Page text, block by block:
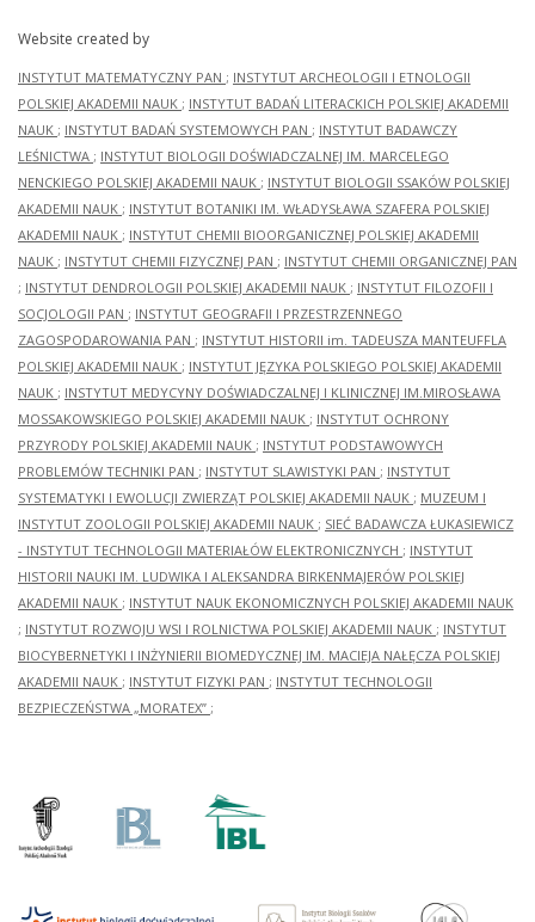
Website created by
INSTYTUT MATEMATYCZNY PAN ; INSTYTUT ARCHEOLOGII I ETNOLOGII
POLSKIEJ AKADEMII NAUK ; INSTYTUT BADAŃ LITERACKICH POLSKIEJ AKADEMII
NAUK ; INSTYTUT BADAŃ SYSTEMOWYCH PAN ; INSTYTUT BADAWCZY
LEŚNICTWA ; INSTYTUT BIOLOGII DOŚWIADCZALNEJ IM. MARCELEGO
NENCKIEGO POLSKIEJ AKADEMII NAUK ; INSTYTUT BIOLOGII SSAKÓW POLSKIEJ
AKADEMII NAUK ; INSTYTUT BOTANIKI IM. WŁADYSŁAWA SZAFERA POLSKIEJ
AKADEMII NAUK ; INSTYTUT CHEMII BIOORGANICZNEJ POLSKIEJ AKADEMII
NAUK ; INSTYTUT CHEMII FIZYCZNEJ PAN ; INSTYTUT CHEMII ORGANICZNEJ PAN
; INSTYTUT DENDROLOGII POLSKIEJ AKADEMII NAUK ; INSTYTUT FILOZOFII I
SOCJOLOGII PAN ; INSTYTUT GEOGRAFII I PRZESTRZENNEGO
ZAGOSPODAROWANIA PAN ; INSTYTUT HISTORII im. TADEUSZA MANTEUFFLA
POLSKIEJ AKADEMII NAUK ; INSTYTUT JĘZYKA POLSKIEGO POLSKIEJ AKADEMII
NAUK ; INSTYTUT MEDYCYNY DOŚWIADCZALNEJ I KLINICZNEJ IM.MIROSŁAWA
MOSSAKOWSKIEGO POLSKIEJ AKADEMII NAUK ; INSTYTUT OCHRONY
PRZYRODY POLSKIEJ AKADEMII NAUK ; INSTYTUT PODSTAWOWYCH
PROBLEMÓW TECHNIKI PAN ; INSTYTUT SLAWISTYKI PAN ; INSTYTUT
SYSTEMATYKI I EWOLUCJI ZWIERZĄT POLSKIEJ AKADEMII NAUK ; MUZEUM I
INSTYTUT ZOOLOGII POLSKIEJ AKADEMII NAUK ; SIEĆ BADAWCZA ŁUKASIEWICZ
- INSTYTUT TECHNOLOGII MATERIAŁÓW ELEKTRONICZNYCH ; INSTYTUT
HISTORII NAUKI IM. LUDWIKA I ALEKSANDRA BIRKENMAJERÓW POLSKIEJ
AKADEMII NAUK ; INSTYTUT NAUK EKONOMICZNYCH POLSKIEJ AKADEMII NAUK
; INSTYTUT ROZWOJU WSI I ROLNICTWA POLSKIEJ AKADEMII NAUK ; INSTYTUT
BIOCYBERNETYKI I INŻYNIERII BIOMEDYCZNEJ IM. MACIEJA NAŁĘCZA POLSKIEJ
AKADEMII NAUK ; INSTYTUT FIZYKI PAN ; INSTYTUT TECHNOLOGII
BEZPIECZEŃSTWA „MORATEX” ;